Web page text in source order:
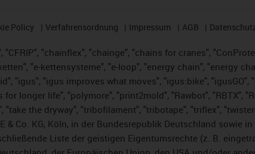
Policy Verfahrensordnung Impressum AGB
"CFRIP", "chainflex", "chainge", "chains for cranes",
"e-kettensysteme", "e-loop", "energy chain", "energy
"igus", "igus improves what moves", "igus:bike",
longer life", "polymore", "print2mold", "Rawbot", "RBTX",
"take the dryway", "tribofilament", "tribotape", "triflex",
& Co. KG, Köln, in der Bundesrepublik Deutschland
Liste der geistigen Eigentumsrechte (z. B.